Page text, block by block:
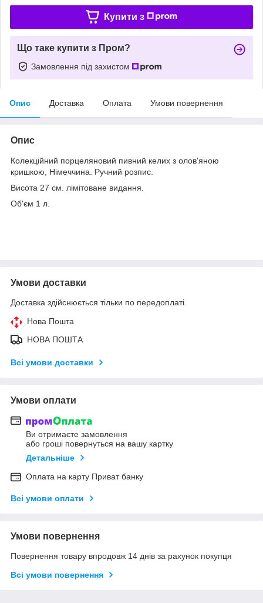
Купити з
Що таке купити з Пром?
Замовлення під захистом
Опис Доставка Оплата Умови повернення
Опис
Колекційний порцеляновий пивний келих з олов'яною
кришкою, Німеччина. Ручний розпис.
Висота 27 см. лімітоване видання.
Об'єм 1 л.
Умови доставки
Доставка здійснюється тільки по передоплаті.
Нова Пошта
НОВА ПОШТА
Всі умови доставки
Умови оплати
Ви отримаєте замовлення
або гроші повернуться на вашу картку
Детальніше
Оплата на карту Приват банку
Всі умови оплати
Умови повернення
Повернення товару впродовж 14 днів за рахунок покупця
Всі умови повернення